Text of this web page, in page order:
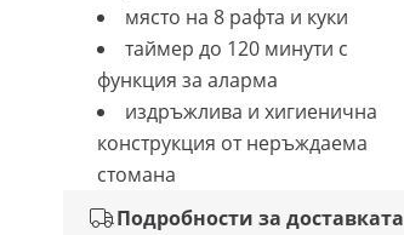
място на 8 рафта и куки
таймер до 120 минути с
функция за аларма
издръжлива и хигиенична
конструкция от неръждаема
стомана
Подробности за доставката